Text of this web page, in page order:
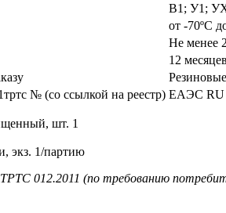
В1; У1;
от -70ºС
Не менее
12
№ (со ссылкой на реестр) ЕАЭС RU
шт. 1
экз. 1/партию
012.2011 (по требованию